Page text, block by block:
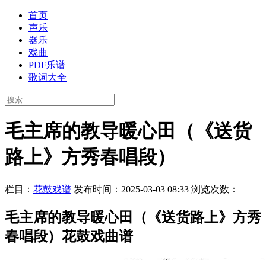
首页
声乐
器乐
戏曲
PDF乐谱
歌词大全
毛主席的教导暖心田（《送货
路上》方秀春唱段）
栏目： 花鼓戏谱 发布时间：2025-03-03 08:33 浏览次数：
毛主席的教导暖心田（《送货路上》方秀
春唱段）花鼓戏曲谱